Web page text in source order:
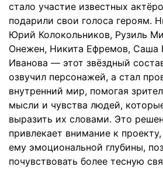
стало участие известных
подарили свои голоса героям.
Юрий Колокольников, Рузиль
Онежен, Никита Ефремов, Саша
Иванова — этот звёздный
озвучил персонажей, а стал
внутренний мир, помогая
мысли и чувства людей,
выразить их словами. Это
привлекает внимание к
ему эмоциональной глубины,
почувствовать более тесную